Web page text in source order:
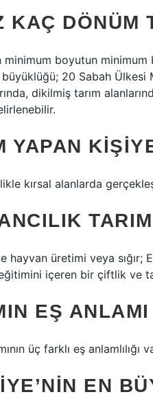
KAÇ DÖNÜM
minimum boyutun
20 Sabah Ülkesi
dikilmiş tarım
YAPAN
kırsal alanlarda
hayvan üretimi veya sığır;
içeren bir çiftlik ve
EŞ
üç farklı eş
EN